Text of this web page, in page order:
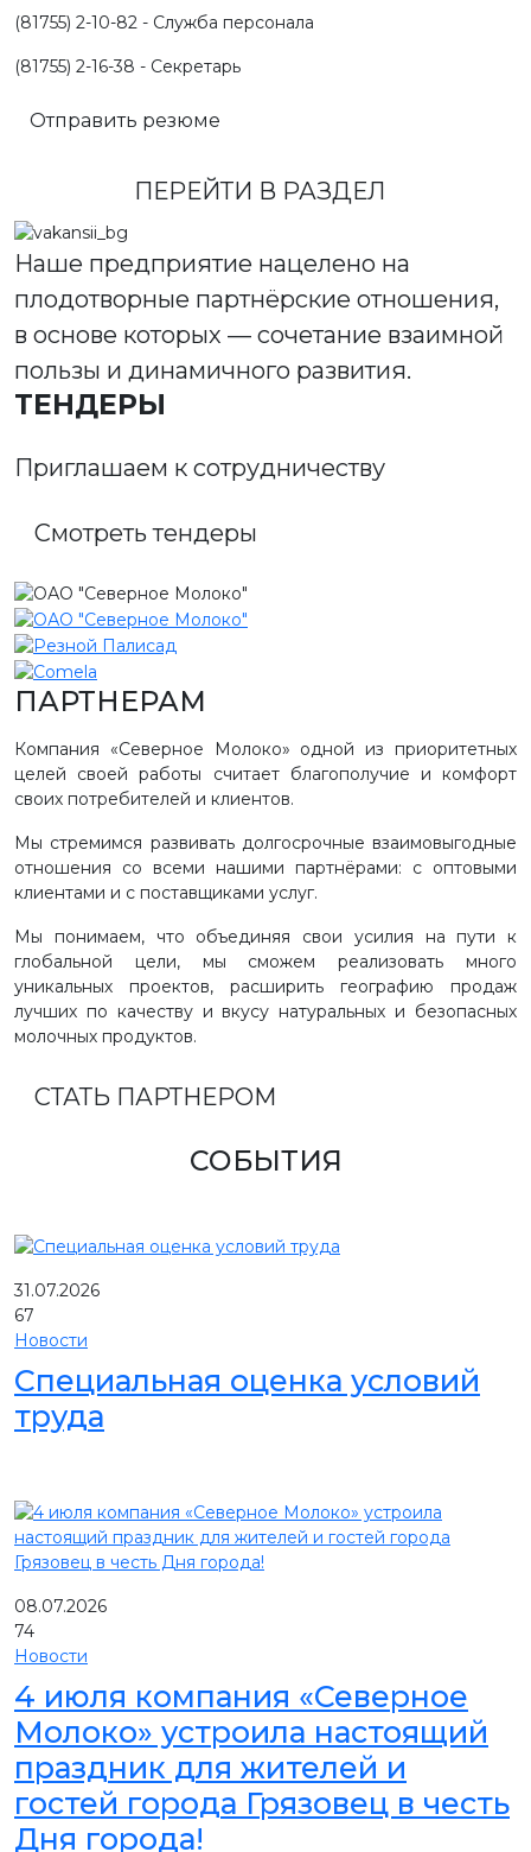
(81755) 2-10-82 - Служба персонала
(81755) 2-16-38 - Секретарь
Отправить резюме
ПЕРЕЙТИ В РАЗДЕЛ
Наше предприятие нацелено на
плодотворные партнёрские отношения,
в основе которых — сочетание взаимной
пользы и динамичного развития.
ТЕНДЕРЫ
Приглашаем к сотрудничеству
Смотреть тендеры
ПАРТНЕРАМ
Компания «Северное Молоко» одной из приоритетных
целей своей работы считает благополучие и комфорт
своих потребителей и клиентов.
Мы стремимся развивать долгосрочные взаимовыгодные
отношения со всеми нашими партнёрами: с оптовыми
клиентами и с поставщиками услуг.
Мы понимаем, что объединяя свои усилия на пути к
глобальной цели, мы сможем реализовать много
уникальных проектов, расширить географию продаж
лучших по качеству и вкусу натуральных и безопасных
молочных продуктов.
СТАТЬ ПАРТНЕРОМ
СОБЫТИЯ
31.07.2026
67
Новости
Специальная оценка условий
труда
08.07.2026
74
Новости
4 июля компания «Северное
Молоко» устроила настоящий
праздник для жителей и
гостей города Грязовец в честь
Дня города!